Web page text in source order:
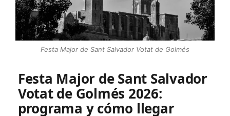
Festa Major de Sant Salvador Votat de Golmés
Festa Major de Sant Salvador
Votat de Golmés 2026:
programa y cómo llegar